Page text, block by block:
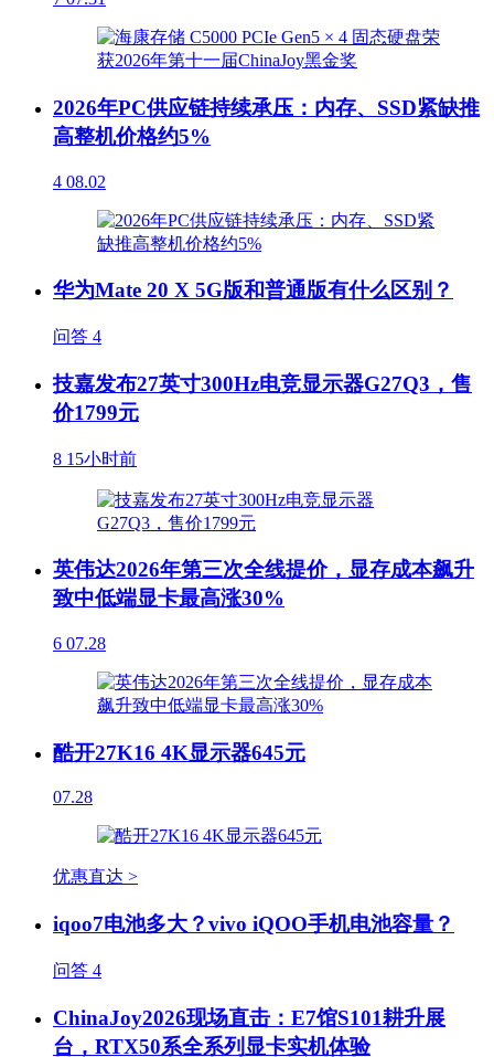
2026年PC供应链持续承压：内存、SSD紧缺推
高整机价格约5%
4 08.02
华为Mate 20 X 5G版和普通版有什么区别？
问答 4
技嘉发布27英寸300Hz电竞显示器G27Q3，售
价1799元
8 15小时前
英伟达2026年第三次全线提价，显存成本飙升
致中低端显卡最高涨30%
6 07.28
酷开27K16 4K显示器645元
07.28
优惠直达 >
iqoo7电池多大？vivo iQOO手机电池容量？
问答 4
ChinaJoy2026现场直击：E7馆S101耕升展
台，RTX50系全系列显卡实机体验